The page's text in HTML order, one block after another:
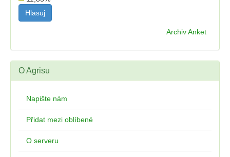
Archiv Anket
O Agrisu
Napište nám
Přidat mezi oblíbené
O serveru